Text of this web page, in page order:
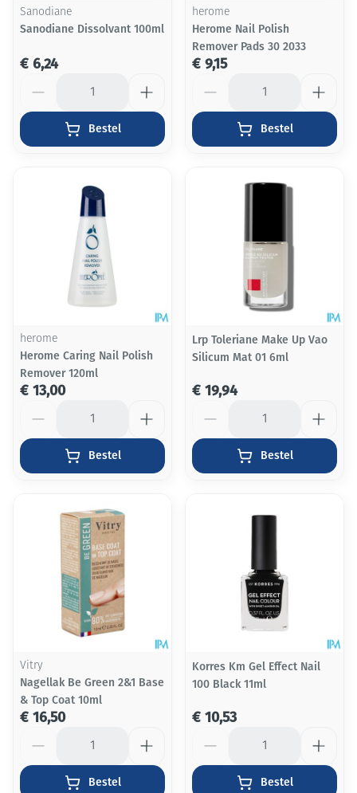
Sanodiane
Sanodiane Dissolvant 100ml
€ 6,24
Bestel
herome
Herome Nail Polish
Remover Pads 30 2033
€ 9,15
Bestel
herome
Herome Caring Nail Polish
Remover 120ml
€ 13,00
Bestel
Lrp Toleriane Make Up Vao
Silicum Mat 01 6ml
€ 19,94
Bestel
Vitry
Nagellak Be Green 2&1 Base
& Top Coat 10ml
€ 16,50
Bestel
Korres Km Gel Effect Nail
100 Black 11ml
€ 10,53
Bestel